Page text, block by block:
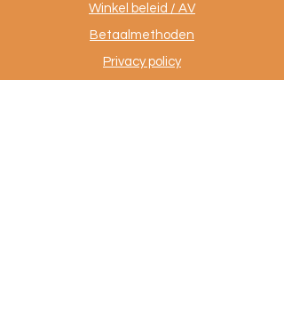
Winkel beleid / AV
Betaalmethoden
Privacy policy